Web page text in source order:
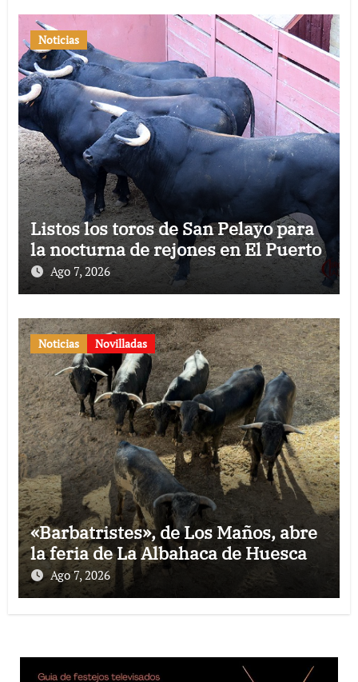
Noticias
Listos los toros de San Pelayo para
la nocturna de rejones en El Puerto
Ago 7, 2026
Noticias Novilladas
«Barbatristes», de Los Maños, abre
la feria de La Albahaca de Huesca
Ago 7, 2026